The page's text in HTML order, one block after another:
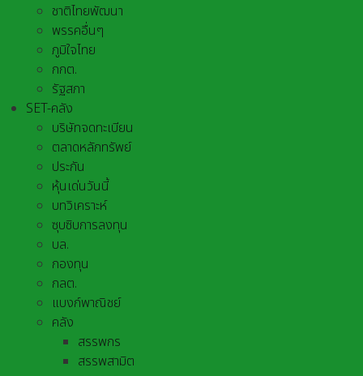
ชาติไทยพัฒนา
พรรคอื่นๆ
ภูมิใจไทย
กกต.
รัฐสภา
SET-คลัง
บริษัทจดทะเบียน
ตลาดหลักทรัพย์
ประกัน
หุ้นเด่นวันนี้
บทวิเคราะห์
ซุบซิบการลงทุน
บล.
กองทุน
กลต.
แบงก์พาณิชย์
คลัง
สรรพกร
สรรพสามิต